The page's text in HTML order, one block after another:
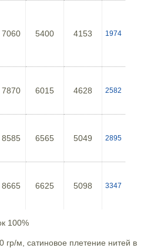
7060 5400 4153 1974
7870 6015 4628 2582
8585 6565 5049 2895
8665 6625 5098 3347
100%
гр/м, сатиновое плетение нитей в